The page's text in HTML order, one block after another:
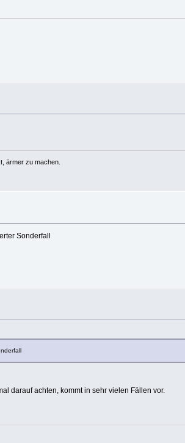
ärmer zu machen.
Sonderfall
darauf achten, kommt in sehr vielen Fällen vor.